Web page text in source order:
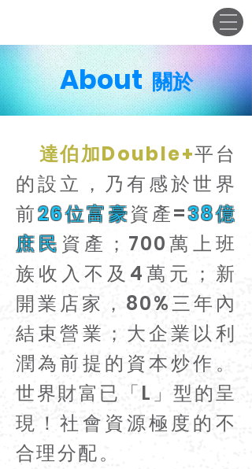
About 關於
達伯加Double+平台
的設立，乃有感於世界
前26位富豪資產=38億
庶民 資產；700萬上班
族收入不及4萬元；新
開業店家，80%三年內
結束營業；大企業以利
潤為前提的資本炒作。
世界財富已「L」型的呈
現！社會資源極度的不
合理分配。